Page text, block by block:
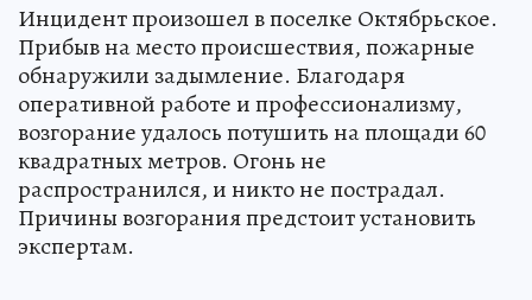
Инцидент произошел в поселке Октябрьское.
Прибыв на место происшествия, пожарные
обнаружили задымление. Благодаря
оперативной работе и профессионализму,
возгорание удалось потушить на площади 60
квадратных метров. Огонь не
распространился, и никто не пострадал.
Причины возгорания предстоит установить
экспертам.